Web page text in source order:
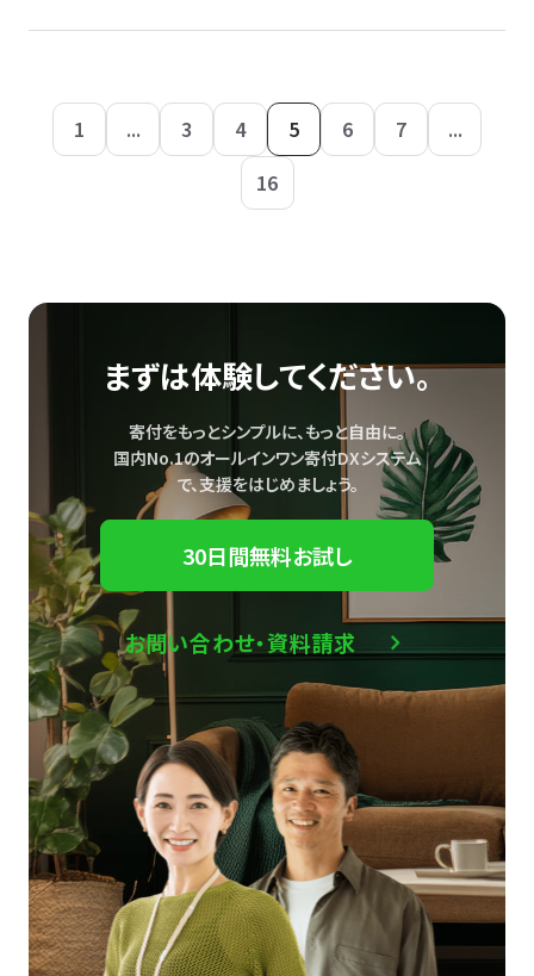
1 ... 3 4 5 6 7
...
16
まずは体験してください。
寄付をもっとシンプルに、もっと自由に。
国内No.1のオールインワン寄付DXシステム
で、支援をはじめましょう。
30日間無料お試し
お問い合わせ・資料請求